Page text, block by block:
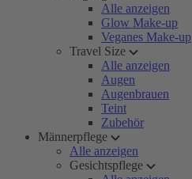
Alle anzeigen
Glow Make-up
Veganes Make-up
Travel Size
Alle anzeigen
Augen
Augenbrauen
Teint
Zubehör
Männerpflege
Alle anzeigen
Gesichtspflege